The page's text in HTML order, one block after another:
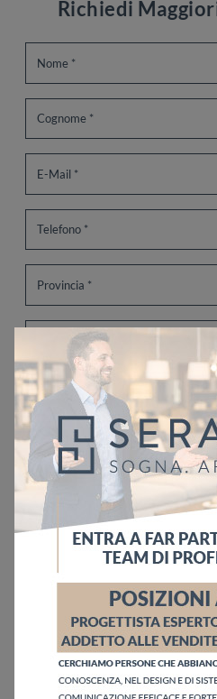
Sfoglia i cataloghi
Richiedi
Ho letto l'informativa sulla
Invia